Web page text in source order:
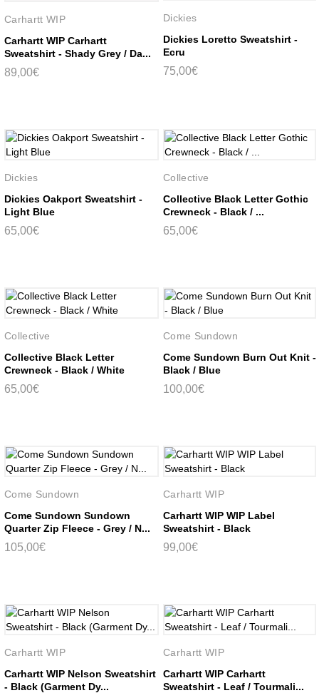
Carhartt WIP
Carhartt WIP Carhartt
Sweatshirt - Shady Grey / Da...
89,00€
Dickies
Dickies Loretto Sweatshirt -
Ecru
75,00€
Dickies
Dickies Oakport Sweatshirt -
Light Blue
65,00€
Collective
Collective Black Letter Gothic
Crewneck - Black / ...
65,00€
Collective
Collective Black Letter
Crewneck - Black / White
65,00€
Come Sundown
Come Sundown Burn Out Knit -
Black / Blue
100,00€
Come Sundown
Come Sundown Sundown
Quarter Zip Fleece - Grey / N...
105,00€
Carhartt WIP
Carhartt WIP WIP Label
Sweatshirt - Black
99,00€
Carhartt WIP
Carhartt WIP Nelson Sweatshirt
- Black (Garment Dy...
Carhartt WIP
Carhartt WIP Carhartt
Sweatshirt - Leaf / Tourmali...